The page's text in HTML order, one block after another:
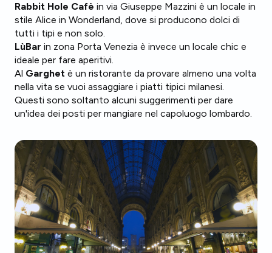
Rabbit Hole Cafè in via Giuseppe Mazzini è un locale in
stile Alice in Wonderland, dove si producono dolci di
tutti i tipi e non solo.
LùBar in zona Porta Venezia è invece un locale chic e
ideale per fare aperitivi.
Al Garghet è un ristorante da provare almeno una volta
nella vita se vuoi assaggiare i piatti tipici milanesi.
Questi sono soltanto alcuni suggerimenti per dare
un'idea dei posti per mangiare nel capoluogo lombardo.